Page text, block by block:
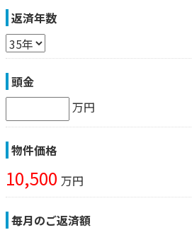
返済年数
頭金
万円
物件価格
10,500 万円
毎月のご返済額